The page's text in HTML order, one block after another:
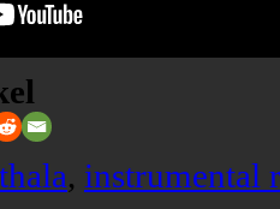
, instrumental